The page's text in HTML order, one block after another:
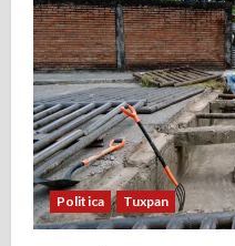
Politica Tuxpan